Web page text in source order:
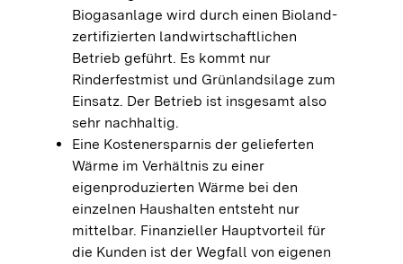
Biogasanlage wird durch einen Bioland-
zertifizierten landwirtschaftlichen
Betrieb geführt. Es kommt nur
Rinderfestmist und Grünlandsilage zum
Einsatz. Der Betrieb ist insgesamt also
sehr nachhaltig.
Eine Kostenersparnis der gelieferten
Wärme im Verhältnis zu einer
eigenproduzierten Wärme bei den
einzelnen Haushalten entsteht nur
mittelbar. Finanzieller Hauptvorteil für
die Kunden ist der Wegfall von eigenen